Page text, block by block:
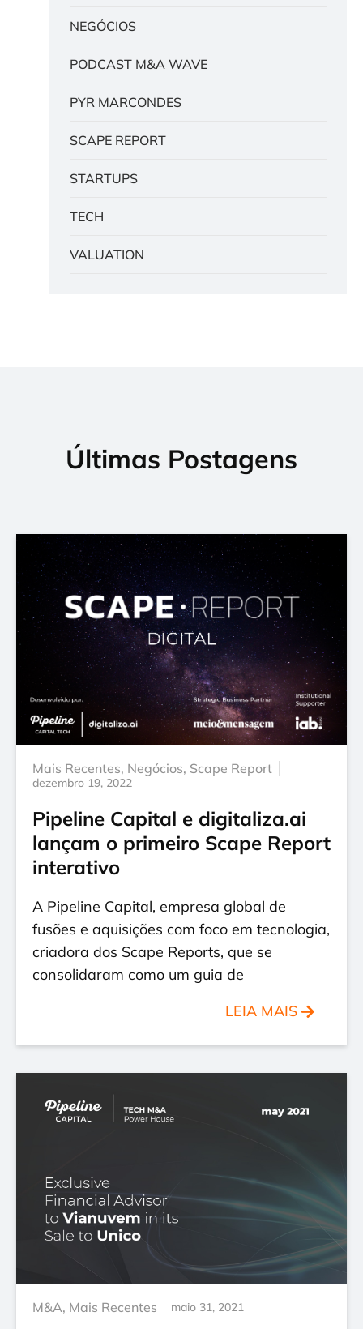
NEGÓCIOS
PODCAST M&A WAVE
PYR MARCONDES
SCAPE REPORT
STARTUPS
TECH
VALUATION
Últimas Postagens
Mais Recentes, Negócios, Scape Report
dezembro 19, 2022
Pipeline Capital e digitaliza.ai
lançam o primeiro Scape Report
interativo
A Pipeline Capital, empresa global de
fusões e aquisições com foco em tecnologia,
criadora dos Scape Reports, que se
consolidaram como um guia de
LEIA MAIS
M&A, Mais Recentes maio 31, 2021